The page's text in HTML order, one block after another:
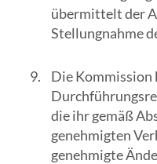
übermittelt der
Stellungnahme
Die Kommission
die ihr gemäß
genehmigten
genehmigte